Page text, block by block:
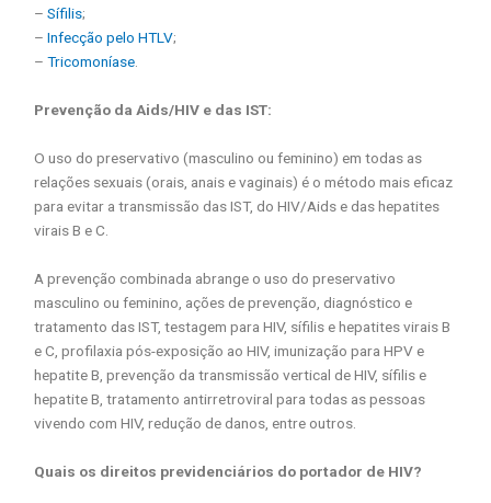
–Sífilis;
–Infecção pelo HTLV;
–Tricomoníase
Prevenção da Aids/HIV e das IST:
O uso do preservativo (masculino ou feminino) em todas as
relações sexuais (orais, anais e vaginais) é o método mais eficaz
para evitar a transmissão das IST, do HIV/Aids e das hepatites
virais B e C.
A prevenção combinada abrange o uso do preservativo
masculino ou feminino, ações de prevenção, diagnóstico e
tratamento das IST, testagem para HIV, sífilis e hepatites virais B
e C, profilaxia pós-exposição ao HIV, imunização para HPV e
hepatite B, prevenção da transmissão vertical de HIV, sífilis e
hepatite B, tratamento antirretroviral para todas as pessoas
vivendo com HIV, redução de danos, entre outros.
Quais os direitos previdenciários do portador de HIV?